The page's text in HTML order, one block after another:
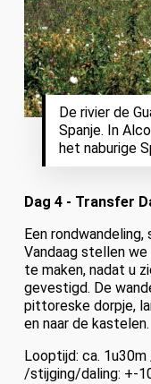
De rivier de
Spanje. In
het naburige
Dag 4 - Transfer
Een
Vandaag stellen
te maken, nadat u
gevestigd. De
pittoreske dorpje,
en naar de kastelen.
Looptijd: ca.
/stijging/daling: +-